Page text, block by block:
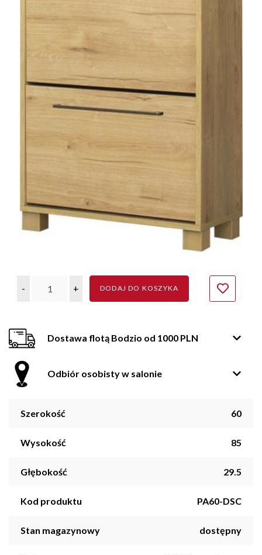
- + DODAJ DO KOSZYKA
Dostawa flotą Bodzio od 1000 PLN
Odbiór osobisty w salonie
Szerokość 60
Wysokość 85
Głębokość 29.5
Kod produktu PA60-DSC
Stan magazynowy dostępny